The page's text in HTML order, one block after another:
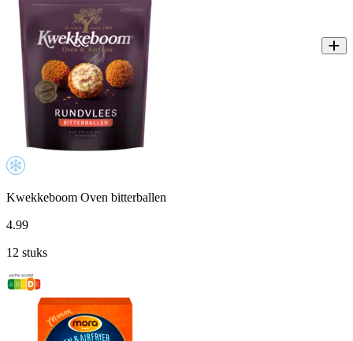
Kwekkeboom Oven bitterballen
4.99
12 stuks